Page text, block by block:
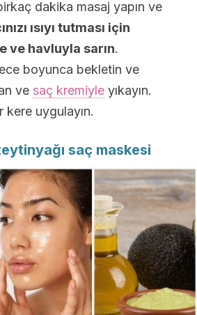
dakika masaj yapın ve
ısıyı tutması için
ve havluyla sarın.
boyunca bekletin ve
ve saç kremiyle yıkayın.
kere uygulayın.
saç maskesi